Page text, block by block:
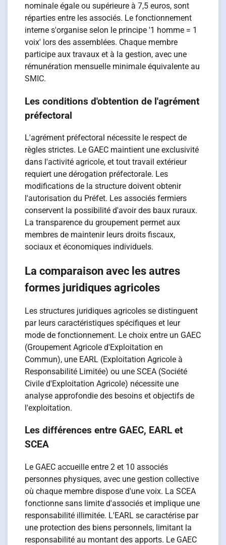
nominale égale ou supérieure à 7,5 euros, sont
réparties entre les associés. Le fonctionnement
interne s'organise selon le principe '1 homme = 1
voix' lors des assemblées. Chaque membre
participe aux travaux et à la gestion, avec une
rémunération mensuelle minimale équivalente au
SMIC.
Les conditions d'obtention de l'agrément
préfectoral
L'agrément préfectoral nécessite le respect de
règles strictes. Le GAEC maintient une exclusivité
dans l'activité agricole, et tout travail extérieur
requiert une dérogation préfectorale. Les
modifications de la structure doivent obtenir
l'autorisation du Préfet. Les associés fermiers
conservent la possibilité d'avoir des baux ruraux.
La transparence du groupement permet aux
membres de maintenir leurs droits fiscaux,
sociaux et économiques individuels.
La comparaison avec les autres
formes juridiques agricoles
Les structures juridiques agricoles se distinguent
par leurs caractéristiques spécifiques et leur
mode de fonctionnement. Le choix entre un GAEC
(Groupement Agricole d'Exploitation en
Commun), une EARL (Exploitation Agricole à
Responsabilité Limitée) ou une SCEA (Société
Civile d'Exploitation Agricole) nécessite une
analyse approfondie des besoins et objectifs de
l'exploitation.
Les différences entre GAEC, EARL et
SCEA
Le GAEC accueille entre 2 et 10 associés
personnes physiques, avec une gestion collective
où chaque membre dispose d'une voix. La SCEA
fonctionne sans limite d'associés et implique une
responsabilité illimitée. L'EARL se caractérise par
une protection des biens personnels, limitant la
responsabilité au montant des apports. Le GAEC